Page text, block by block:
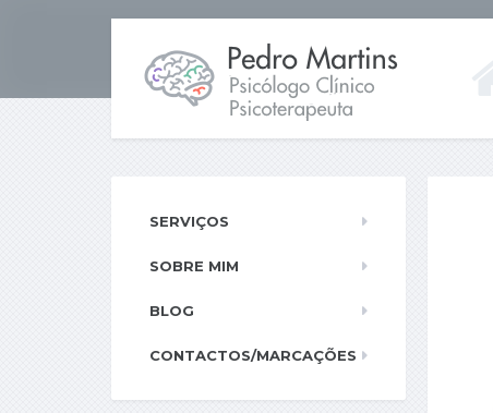
SERVIÇOS
SOBRE MIM
BLOG
CONTACTOS/MARCAÇÕES